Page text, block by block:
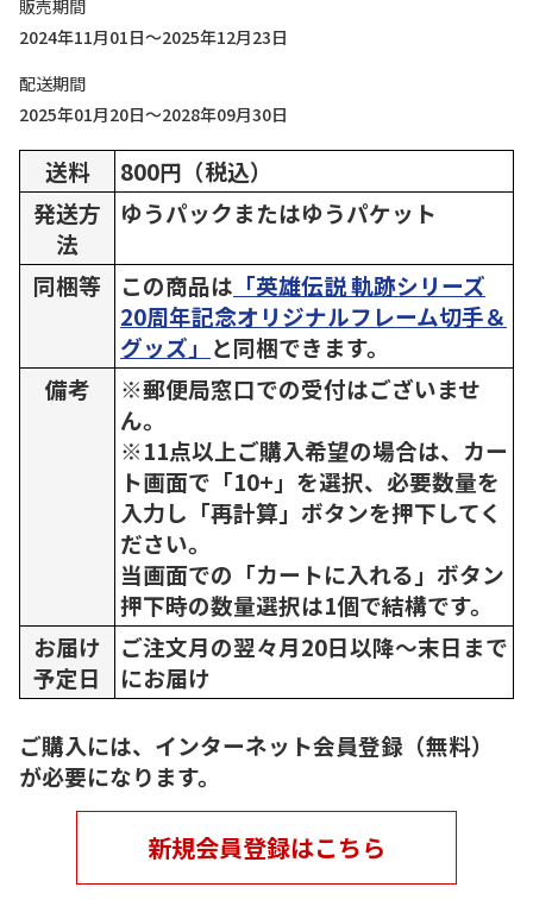
販売期間
2024年11月01日～2025年12月23日
配送期間
2025年01月20日～2028年09月30日
送料
800円（税込）
発送方
法
ゆうパックまたはゆうパケット
同梱等 この商品は 「英雄伝説 軌跡シリーズ
20周年記念オリジナルフレーム切手＆
グッズ」 と同梱できます。
備考
※郵便局窓口での受付はございませ
ん。
※11点以上ご購入希望の場合は、カー
ト画面で「10+」を選択、必要数量を
入力し「再計算」ボタンを押下してく
ださい。
当画面での「カートに入れる」ボタン
押下時の数量選択は1個で結構です。
お届け
予定日
ご注文月の翌々月20日以降～末日まで
にお届け
ご購入には、インターネット会員登録（無料）
が必要になります。
新規会員登録はこちら